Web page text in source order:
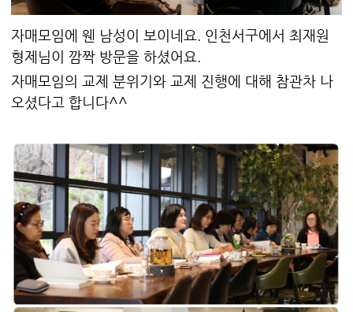
자매모임에 웬 남성이 보이네요. 인천서구에서 최재원
형제님이 깜짝 방문을 하셨어요.
자매모임의 교제 분위기와 교제 진행에 대해 참관차 나
오셨다고 합니다^^